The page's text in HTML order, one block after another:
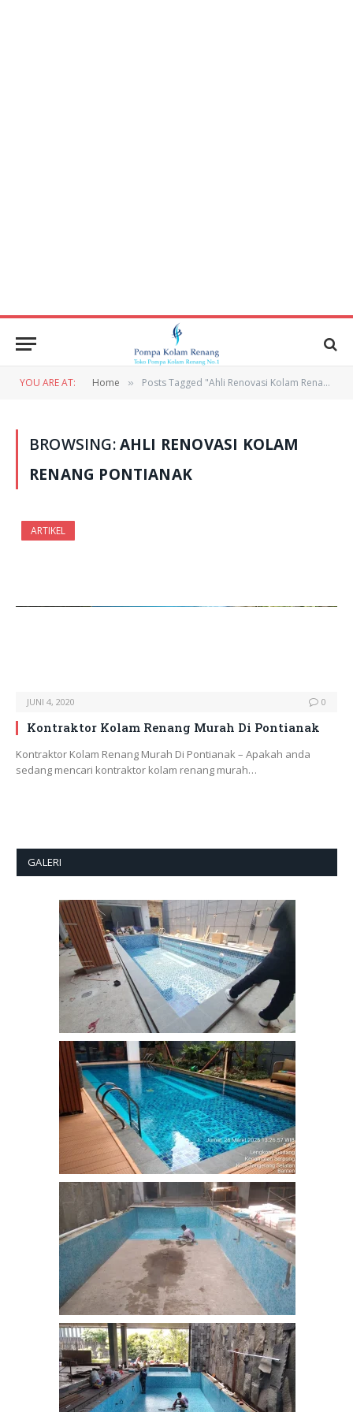
YOU ARE AT: Home » Posts Tagged "Ahli Renovasi Kolam Renang Pontianak"
BROWSING:AHLI RENOVASI KOLAM
RENANG PONTIANAK
ARTIKEL
JUNI 4, 2020 0
Kontraktor Kolam Renang Murah Di Pontianak
Kontraktor Kolam Renang Murah Di Pontianak – Apakah anda
sedang mencari kontraktor kolam renang murah…
GALERI